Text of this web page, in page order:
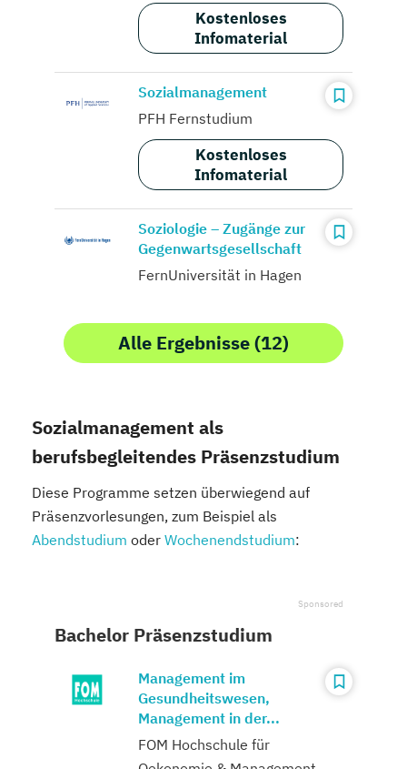
Kostenloses
Infomaterial
Sozialmanagement
PFH Fernstudium
Kostenloses
Infomaterial
Soziologie – Zugänge zur
Gegenwartsgesellschaft
FernUniversität in Hagen
Alle Ergebnisse (12)
Sozialmanagement als
berufsbegleitendes Präsenzstudium
Diese Programme setzen überwiegend auf
Präsenzvorlesungen, zum Beispiel als
Abendstudium oder Wochenendstudium:
Bachelor Präsenzstudium
Management im
Gesundheitswesen,
Management in der...
FOM Hochschule für